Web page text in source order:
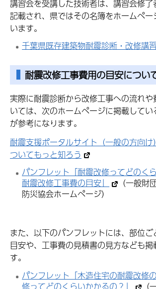
講習会を受講した技術者は、講習会修
記載され、県ではその名簿をホームペ
います。
千葉県既存建築物耐震診断・改修講
耐震改修工事費用の目安につい
実際に耐震診断から改修工事への流れ
いては、次のホームページに掲載してい
が参考になります。
耐震支援ポータルサイト（一般の方向
ついてもっと知ろう
パンフレット「耐震改修ってどのく
耐震改修工事費の目安」
（一般財
防災協会ホームページ）
また、以下のパンフレットには、部位
目安や、工事費の見積書の見方なども
す。
パンフレット「木造住宅の耐震改
修ってどのくらいかかるの？」